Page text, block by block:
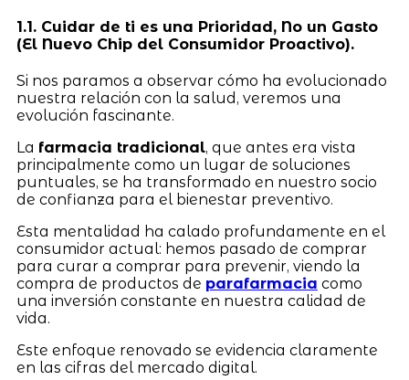
1.1. Cuidar de ti es una Prioridad, No un Gasto
(El Nuevo Chip del Consumidor Proactivo).
Si nos paramos a observar cómo ha evolucionado
nuestra relación con la salud, veremos una
evolución fascinante.
La farmacia tradicional, que antes era vista
principalmente como un lugar de soluciones
puntuales, se ha transformado en nuestro socio
de confianza para el bienestar preventivo.
Esta mentalidad ha calado profundamente en el
consumidor actual: hemos pasado de comprar
para curar a comprar para prevenir, viendo la
compra de productos de parafarmacia como
una inversión constante en nuestra calidad de
vida.
Este enfoque renovado se evidencia claramente
en las cifras del mercado digital.